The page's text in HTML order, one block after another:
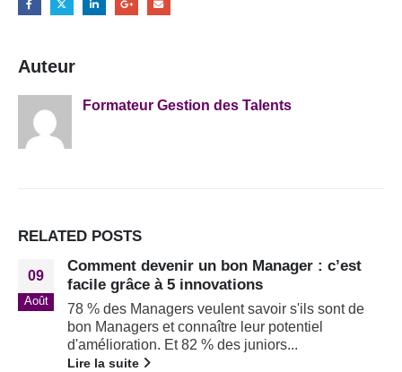
Auteur
Formateur Gestion des Talents
RELATED POSTS
09
Août
Comment devenir un bon Manager : c’est
facile grâce à 5 innovations
78 % des Managers veulent savoir s'ils sont de
bon Managers et connaître leur potentiel
d'amélioration. Et 82 % des juniors...
Lire la suite